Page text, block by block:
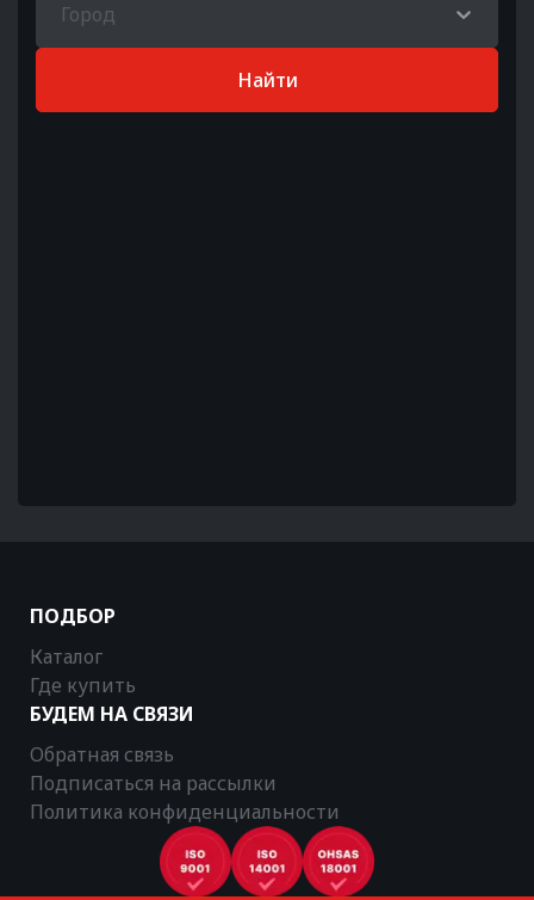
Город
Найти
ПОДБОР
Каталог
Где купить
БУДЕМ НА СВЯЗИ
Обратная связь
Подписаться на рассылки
Политика конфиденциальности